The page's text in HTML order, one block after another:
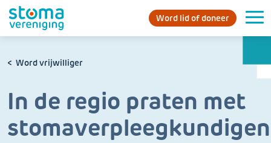
Word lid of doneer
Word vrijwilliger
In de regio praten met
stomaverpleegkundigen